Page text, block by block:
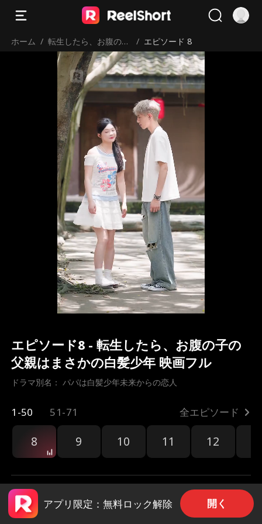
ホーム / 転生したら、お腹の子
の父親はまさかの白髪
/ エピソード 8
エピソード8 - 転生したら、お腹の子の
父親はまさかの白髪少年 映画フル
ドラマ別名： パパは白髪少年未来からの恋人
1-50 51-71 全エピソード
8 9 10 11 12
共有
アプリ限定：無料ロック解除 開く